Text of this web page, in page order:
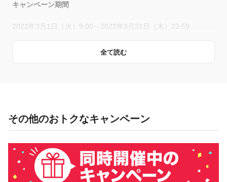
全て読む
キャンペーン期間
2022年3月1日（火）9:00～2022年3月31日（木）23:59
概要
キャンペーン期間中、対象ストアで、PayPay残高でお支払い
をしていただいた方に対し、下表のとおり後日PayPayボーナ
スを付与します。
その他のおトクなキャンペーン